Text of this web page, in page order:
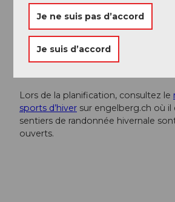
Conseil de l'auteur
Incontournable pour tous : une
Untertrübsee pour la meringue à la
Lors de la planification, consultez le
sports d’hiver sur engelberg.ch où il
sentiers de randonnée hivernale
ouverts.
Je ne suis pas d’accord
Je suis d’accord